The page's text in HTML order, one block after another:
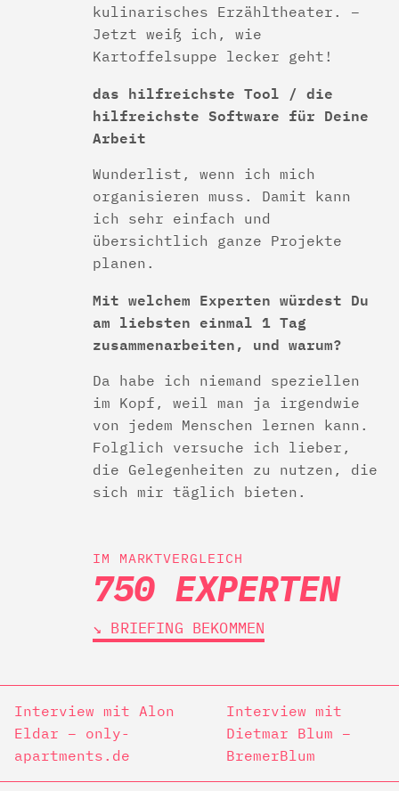
kulinarisches Erzähltheater. –
Jetzt weiß ich, wie
Kartoffelsuppe lecker geht!
das hilfreichste Tool / die
hilfreichste Software für Deine
Arbeit
Wunderlist, wenn ich mich
organisieren muss. Damit kann
ich sehr einfach und
übersichtlich ganze Projekte
planen.
Mit welchem Experten würdest Du
am liebsten einmal 1 Tag
zusammenarbeiten, und warum?
Da habe ich niemand speziellen
im Kopf, weil man ja irgendwie
von jedem Menschen lernen kann.
Folglich versuche ich lieber,
die Gelegenheiten zu nutzen, die
sich mir täglich bieten.
IM MARKTVERGLEICH
750 EXPERTEN
↘︎ BRIEFING BEKOMMEN
Interview mit Alon
Eldar – only-
apartments.de
Interview mit
Dietmar Blum –
BremerBlum